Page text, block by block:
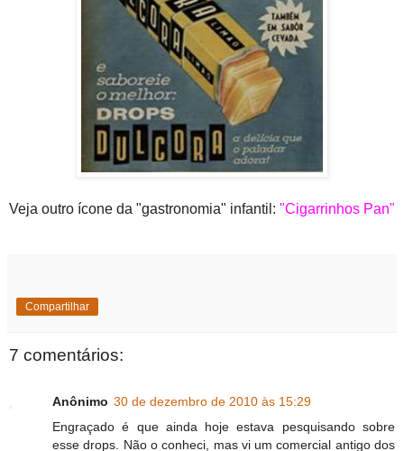
Veja outro ícone da "gastronomia" infantil: "Cigarrinhos Pan"
Compartilhar
7 comentários:
Anônimo 30 de dezembro de 2010 às 15:29
Engraçado é que ainda hoje estava pesquisando sobre
esse drops. Não o conheci, mas vi um comercial antigo dos